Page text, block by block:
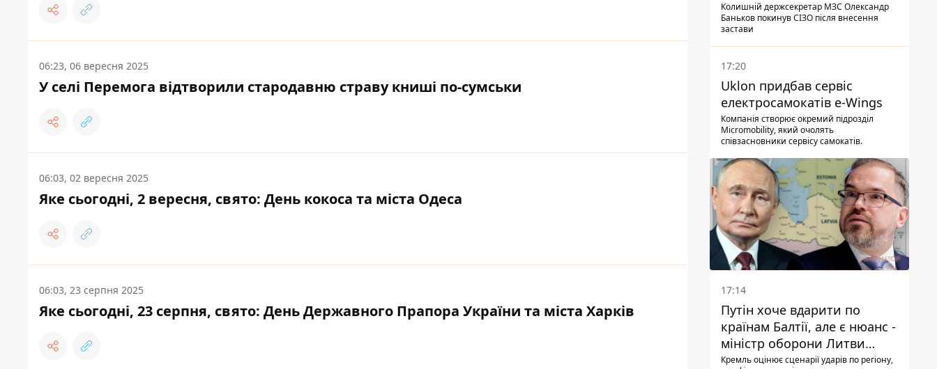
06:23, 06 вересня 2025
У селі Перемога відтворили стародавню страву книші по-сумськи
06:03, 02 вересня 2025
Яке сьогодні, 2 вересня, свято: День кокоса та міста Одеса
06:03, 23 серпня 2025
Яке сьогодні, 23 серпня, свято: День Державного Прапора України та міста Харків
Колишній держсекретар МЗС Олександр
Баньков покинув СІЗО після внесення
застави
17:20
Uklon придбав сервіс
електросамокатів e-Wings
Компанія створює окремий підрозділ
Micromobility, який очолять
співзасновники сервісу самокатів.
17:14
Путін хоче вдарити по
країнам Балтії, але є нюанс -
міністр оборони Литви
зробив заяву
Кремль оцінює сценарії ударів по регіону,